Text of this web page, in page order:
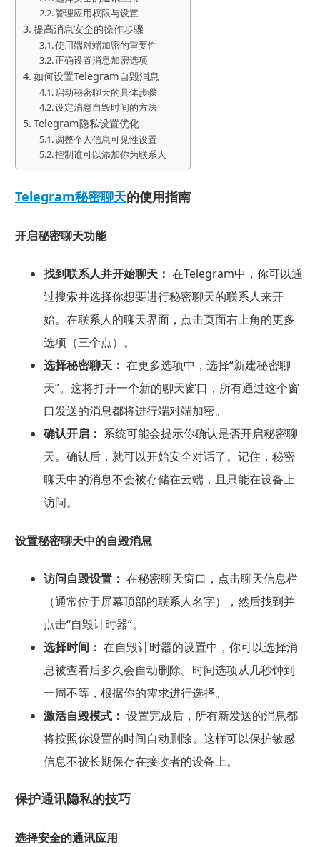
管理应用权限与设置
提高消息安全的操作步骤
使用端对端加密的重要性
正确设置消息加密选项
如何设置Telegram自毁消息
启动秘密聊天的具体步骤
设定消息自毁时间的方法
Telegram隐私设置优化
调整个人信息可见性设置
控制谁可以添加你为联系人
Telegram秘密聊天的使用指南
开启秘密聊天功能
找到联系人并开始聊天： 在Telegram中，你可以通
过搜索并选择你想要进行秘密聊天的联系人来开
始。在联系人的聊天界面，点击页面右上角的更多
选项（三个点）。
选择秘密聊天： 在更多选项中，选择“新建秘密聊
天”。这将打开一个新的聊天窗口，所有通过这个窗
口发送的消息都将进行端对端加密。
确认开启： 系统可能会提示你确认是否开启秘密聊
天。确认后，就可以开始安全对话了。记住，秘密
聊天中的消息不会被存储在云端，且只能在设备上
访问。
设置秘密聊天中的自毁消息
访问自毁设置： 在秘密聊天窗口，点击聊天信息栏
（通常位于屏幕顶部的联系人名字），然后找到并
点击“自毁计时器”。
选择时间： 在自毁计时器的设置中，你可以选择消
息被查看后多久会自动删除。时间选项从几秒钟到
一周不等，根据你的需求进行选择。
激活自毁模式： 设置完成后，所有新发送的消息都
将按照你设置的时间自动删除。这样可以保护敏感
信息不被长期保存在接收者的设备上。
保护通讯隐私的技巧
选择安全的通讯应用